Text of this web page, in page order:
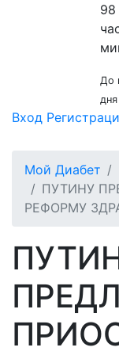
98
До
Вход
Мой Диабет
ПУТИНУ
РЕФОРМУ